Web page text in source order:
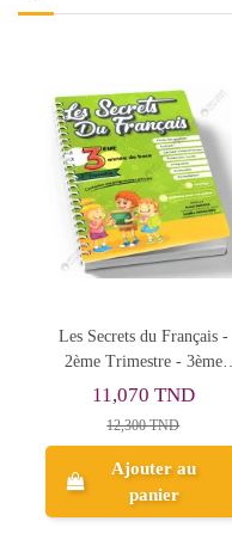
Les Secrets du Français -
2ème Trimestre - 3ème
Année de Base
11,070 TND
12,300 TND
Ajouter au
panier